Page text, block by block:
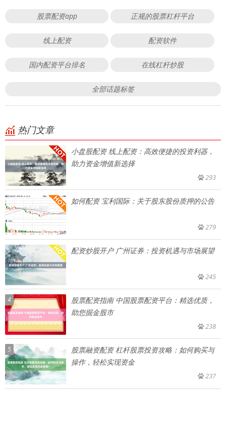
股票配资app 正规的股票杠杆平台
线上配资 配资软件
国内配资平台排名 在线杠杆炒股
全部话题标签
热门文章
小盘股配资 线上配资：高效便捷的投资利器，
助力资金增值新选择
293
如何配资 宝利国际：关于股东股份质押的公告
279
配资炒股开户 广州证券：投资机遇与市场展望
245
4
股票配资指南 中国股票配资平台：精选优质，
助您掘金股市
238
5
股票融资配资 杠杆股票投资攻略：如何购买与
操作，轻松实现资金
237